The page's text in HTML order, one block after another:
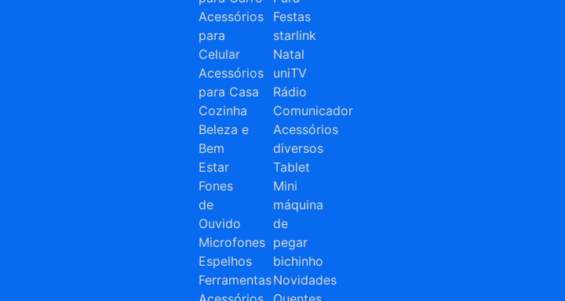
Acessórios
para
Celular
Acessórios
para Casa
Cozinha
Beleza e
Bem
Estar
Fones
de
Ouvido
Microfones
Espelhos
Ferramentas
Festas
starlink
Natal
uniTV
Rádio
Comunicador
Acessórios
diversos
Tablet
Mini
máquina
de
pegar
bichinho
Novidades